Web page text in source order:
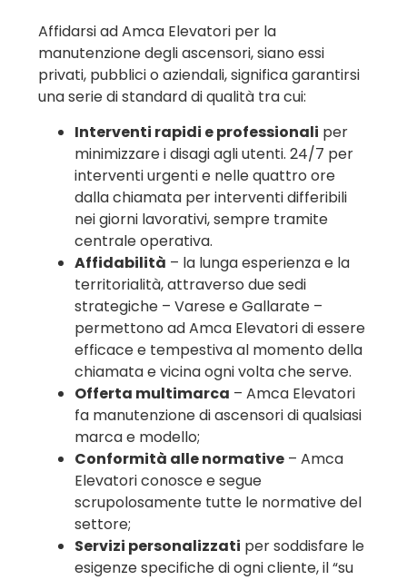
Affidarsi ad Amca Elevatori per la
manutenzione degli ascensori, siano essi
privati, pubblici o aziendali, significa garantirsi
una serie di standard di qualità tra cui:
Interventi rapidi e professionali per
minimizzare i disagi agli utenti. 24/7 per
interventi urgenti e nelle quattro ore
dalla chiamata per interventi differibili
nei giorni lavorativi, sempre tramite
centrale operativa.
Affidabilità – la lunga esperienza e la
territorialità, attraverso due sedi
strategiche – Varese e Gallarate –
permettono ad Amca Elevatori di essere
efficace e tempestiva al momento della
chiamata e vicina ogni volta che serve.
Offerta multimarca – Amca Elevatori
fa manutenzione di ascensori di qualsiasi
marca e modello;
Conformità alle normative – Amca
Elevatori conosce e segue
scrupolosamente tutte le normative del
settore;
Servizi personalizzati per soddisfare le
esigenze specifiche di ogni cliente, il “su